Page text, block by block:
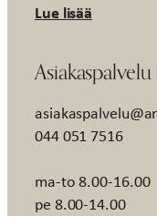
Lue lisää
Asiakaspalvelu
044 051 7516
ma-to 8.00-16.00
pe 8.00-14.00